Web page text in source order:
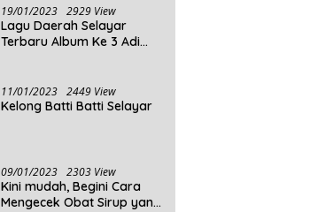
Dunia Tahun 2025
19/01/2023 2929 View
Lagu Daerah Selayar
Terbaru Album Ke 3 Adi
11/01/2023 2449 View
Kelong Batti Batti Selayar
09/01/2023 2303 View
Kini mudah, Begini Cara
Mengecek Obat Sirup yang